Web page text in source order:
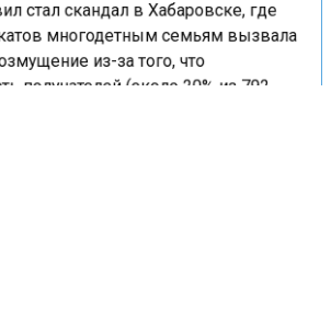
стал скандал в Хабаровске, где
многодетным семьям вызвала
из-за того, что
получателей (около 20% из 792